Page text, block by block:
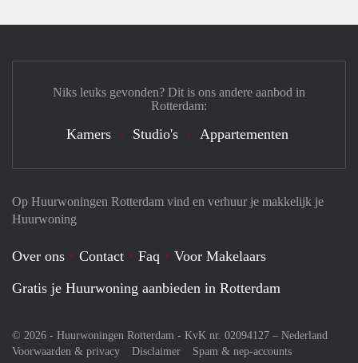
Op Huurwoningen Rotterdam vind en verhuur je makkelijk je
Huurwoning
Over ons Contact Faq
Voor Makelaars
Gratis je Huurwoning aanbieden in Rotterdam
© 2026 - Huurwoningen Rotterdam - KvK nr. 02094127 – Nederland
Voorwaarden & privacy
Disclaimer
Spam & nep-accounts
Niks leuks gevonden? Dit is ons andere aanbod in
Rotterdam:
Kamers Studio's Appartementen